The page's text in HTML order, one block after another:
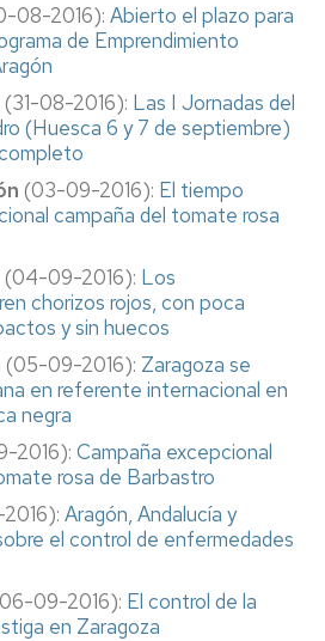
08-2016): Abierto el plazo para
de Emprendimiento
(31-08-2016): Las I Jornadas del
(Huesca 6 y 7 de septiembre)
(03-09-2016): El tiempo
campaña del tomate rosa
(04-09-2016): Los
chorizos rojos, con poca
y sin huecos
(05-09-2016): Zaragoza se
en referente internacional en
negra
2016): Campaña excepcional
rosa de Barbastro
Aragón, Andalucía y
el control de enfermedades
09-2016): El control de la
en Zaragoza